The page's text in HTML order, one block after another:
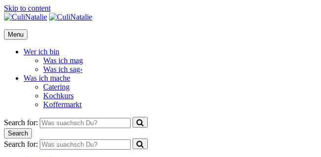
Skip to content
CuliNatalie
Menu
Wer ich bin
Was ich mag
Was ich sag›
Was ich mache
Catering
Kochkurs
Koffermarkt
Search for:
Search
Search for: